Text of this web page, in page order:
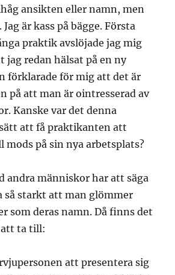
ansikten eller namn, men
är kass på bägge. Första
praktik avslöjade jag mig
jag redan hälsat på en ny
förklarade för mig att det är
på att man är ointresserad av
Kanske var det denna
att få praktikanten att
mods på sin nya arbetsplats?
andra människor har att säga
så starkt att man glömmer
som deras namn. Då finns det
att ta till:
att presentera sig